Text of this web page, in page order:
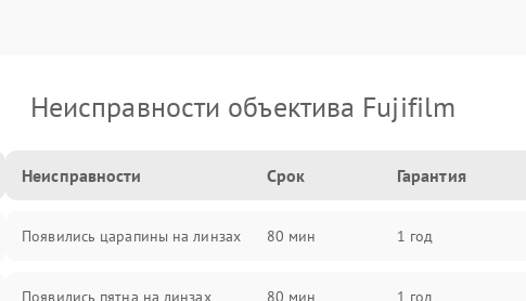
Неисправности объектива Fujifilm
Неисправности Срок Гарантия
Появились царапины на линзах 80 мин 1 год
Появились пятна на линзах 80 мин 1 год